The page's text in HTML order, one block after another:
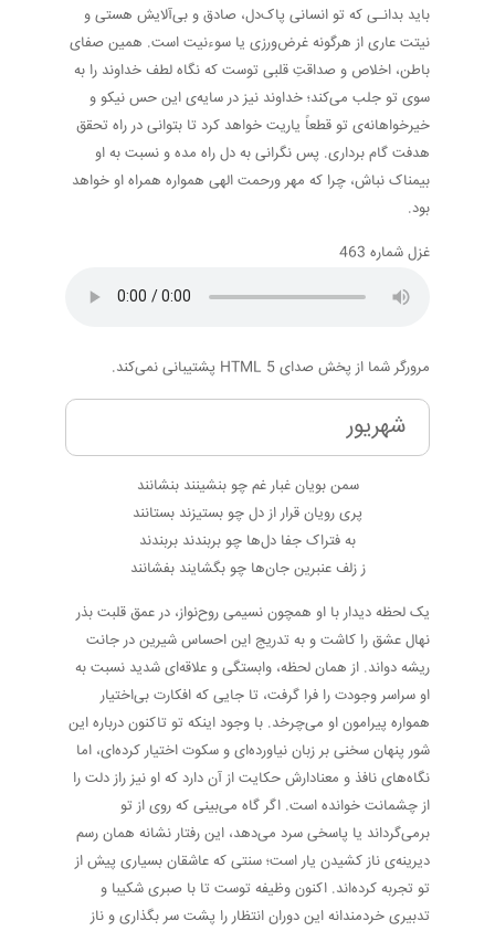
باید بدانـی که تو انسانی پاک‌دل، صادق و بی‌آلایش هستی و
نیتت عاری از هرگونه غرض‌ورزی یا سوء‌نیت است. همین صفای
باطن، اخلاص و صداقتِ قلبی توست که نگاه لطف خداوند را به
سوی تو جلب می‌کند؛ خداوند نیز در سایه‌ی این حس نیکو و
خیرخواهانه‌ی تو قطعاً یاریت خواهد کرد تا بتوانی در راه تحقق
هدفت گام برداری. پس نگرانی به دل راه مده و نسبت به او
بیمناک نباش، چرا که مهر ورحمت الهی همواره همراه او خواهد
بود.
غزل شماره 463
مرورگر شما از پخش صدای HTML 5 پشتیبانی نمی‌کند.
شهریور
سمن بویان غبار غم چو بنشینند بنشانند
پری رویان قرار از دل چو بستیزند بستانند
به فتراک جفا دل‌ها چو بربندند بربندند
ز زلف عنبرین جان‌ها چو بگشایند بفشانند
یک لحظه دیدار با او همچون نسیمی روح‌نواز، در عمق قلبت بذر
نهال عشق را کاشت و به تدریج این احساس شیرین در جانت
ریشه دواند. از همان لحظه، وابستگی و علاقه‌ای شدید نسبت به
او سراسر وجودت را فرا گرفت، تا جایی که افکارت بی‌اختیار
همواره پیرامون او می‌چرخد. با وجود اینکه تو تاکنون درباره این
شور پنهان سخنی بر زبان نیاورده‌ای و سکوت اختیار کرده‌ای، اما
نگاه‌های نافذ و معنادارش حکایت از آن دارد که او نیز راز دلت را
از چشمانت خوانده است. اگر گاه می‌بینی که روی از تو
برمی‌گرداند یا پاسخی سرد می‌دهد، این رفتار نشانه همان رسم
دیرینه‌ی ناز کشیدن یار است؛ سنتی که عاشقان بسیاری پیش از
تو تجربه کرده‌اند. اکنون وظیفه توست تا با صبری شکیبا و
تدبیری خردمندانه این دوران انتظار را پشت سر بگذاری و ناز